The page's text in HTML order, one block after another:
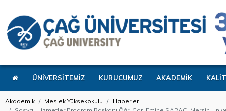
ÜNİVERSİTEMİZ KURUCUMUZ AKADEMİK
Akademik Meslek Yüksekokulu
Haberler